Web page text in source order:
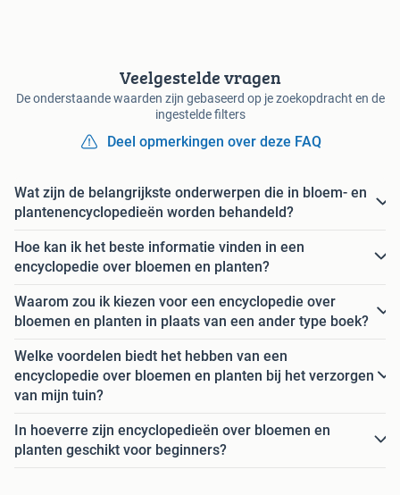
Veelgestelde vragen
De onderstaande waarden zijn gebaseerd op je zoekopdracht en de
ingestelde filters
Deel opmerkingen over deze FAQ
Wat zijn de belangrijkste onderwerpen die in bloem- en
plantenencyclopedieën worden behandeld?
Hoe kan ik het beste informatie vinden in een
encyclopedie over bloemen en planten?
Waarom zou ik kiezen voor een encyclopedie over
bloemen en planten in plaats van een ander type boek?
Welke voordelen biedt het hebben van een
encyclopedie over bloemen en planten bij het verzorgen
van mijn tuin?
In hoeverre zijn encyclopedieën over bloemen en
planten geschikt voor beginners?